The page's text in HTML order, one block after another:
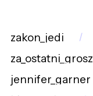
zakon_jedi
za_ostatni_grosz
jennifer_garner